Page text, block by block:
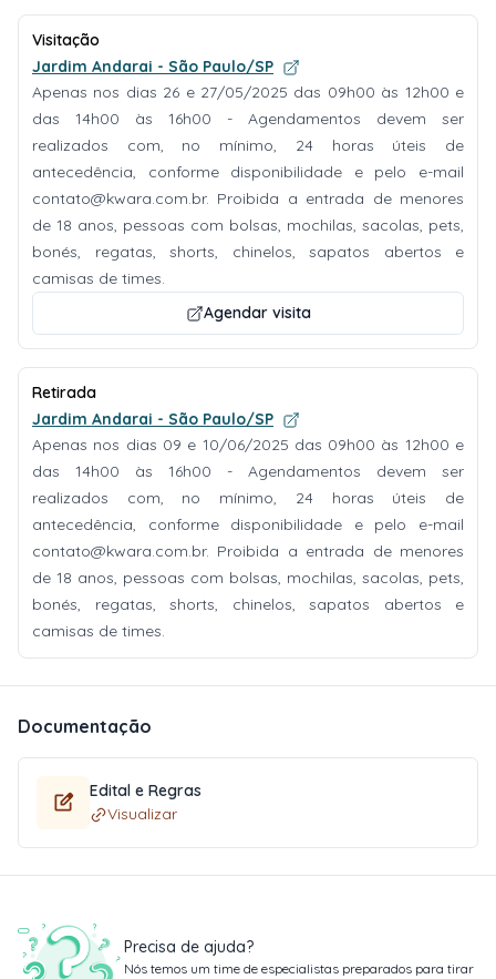
Visitação
Jardim Andarai - São Paulo/SP
Apenas nos dias 26 e 27/05/2025 das 09h00 às 12h00 e
das 14h00 às 16h00 - Agendamentos devem ser
realizados com, no mínimo, 24 horas úteis de
antecedência, conforme disponibilidade e pelo e-mail
contato@kwara.com.br. Proibida a entrada de menores
de 18 anos, pessoas com bolsas, mochilas, sacolas, pets,
bonés, regatas, shorts, chinelos, sapatos abertos e
camisas de times.
Agendar visita
Retirada
Jardim Andarai - São Paulo/SP
Apenas nos dias 09 e 10/06/2025 das 09h00 às 12h00 e
das 14h00 às 16h00 - Agendamentos devem ser
realizados com, no mínimo, 24 horas úteis de
antecedência, conforme disponibilidade e pelo e-mail
contato@kwara.com.br. Proibida a entrada de menores
de 18 anos, pessoas com bolsas, mochilas, sacolas, pets,
bonés, regatas, shorts, chinelos, sapatos abertos e
camisas de times.
Documentação
Edital e Regras
Visualizar
Precisa de ajuda?
Nós temos um time de especialistas preparados para tirar